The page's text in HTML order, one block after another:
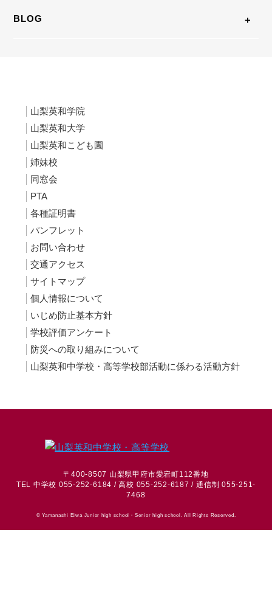
BLOG
山梨英和学院
山梨英和大学
山梨英和こども園
姉妹校
同窓会
PTA
各種証明書
パンフレット
お問い合わせ
交通アクセス
サイトマップ
個人情報について
いじめ防止基本方針
学校評価アンケート
防災への取り組みについて
山梨英和中学校・高等学校部活動に係わる活動方針
〒400-8507 山梨県甲府市愛宕町112番地
TEL 中学校 055-252-6184 / 高校 055-252-6187 / 通信制 055-251-
7468
© Yamanashi Eiwa Junior high school・Senior high school. All Rights Reserved.